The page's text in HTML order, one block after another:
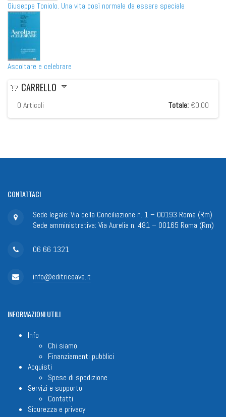
Giuseppe Toniolo. Una vita così normale da essere speciale
Ascoltare e celebrare
CARRELLO
0 Articoli Totale: €0,00
CONTATTACI
Sede legale: Via della Conciliazione n. 1 – 00193 Roma (Rm)
Sede amministrativa: Via Aurelia n. 481 – 00165 Roma (Rm)
06 66 1321
info@editriceave.it
INFORMAZIONIUTILI
Info
Chi siamo
Finanziamenti pubblici
Acquisti
Spese di spedizione
Servizi e supporto
Contatti
Sicurezza e privacy